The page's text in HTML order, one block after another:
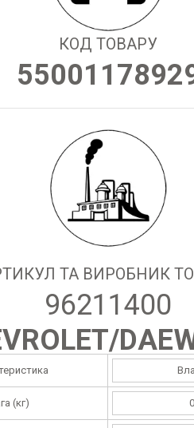
КОД ТОВАРУ
ТА ВИРОБНИК
96211400
(кг)